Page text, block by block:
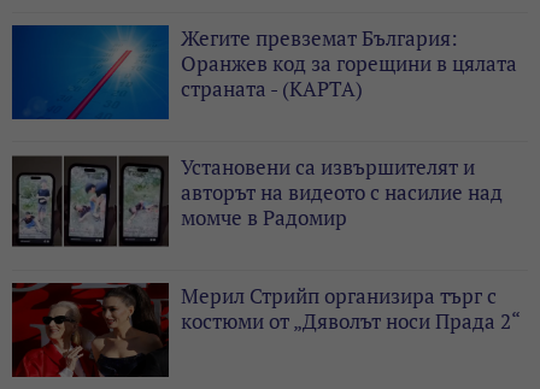
Жегите превземат България:
Оранжев код за горещини в цялата
страната - (КАРТА)
Установени са извършителят и
авторът на видеото с насилие над
момче в Радомир
Мерил Стрийп организира търг с
костюми от „Дяволът носи Прада 2“